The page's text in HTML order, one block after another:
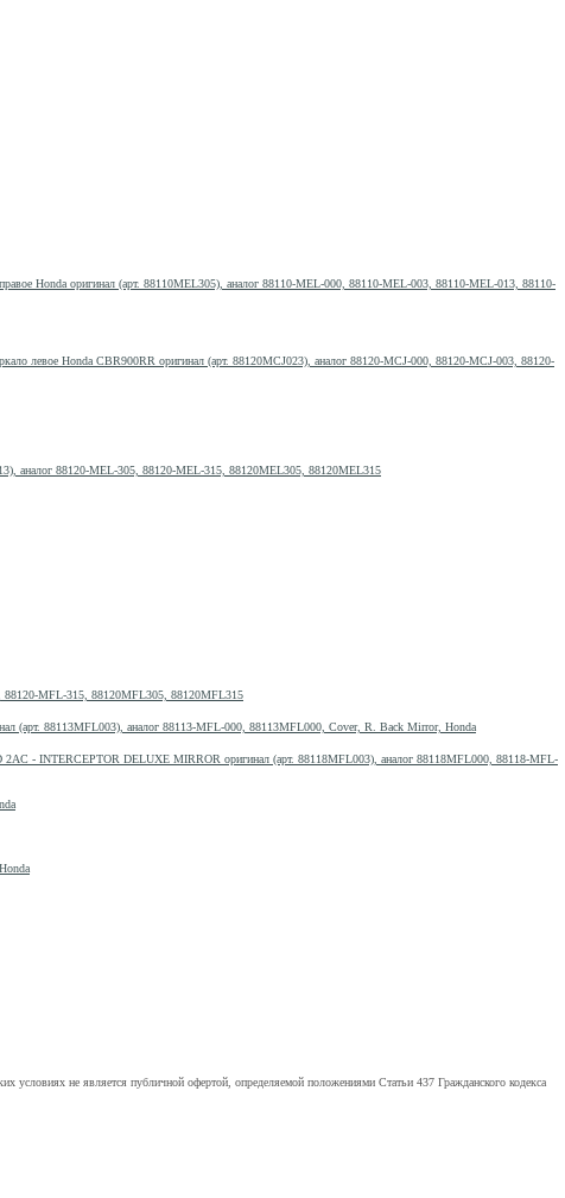
Honda оригинал (арт. 88110MEL305), аналог 88110-MEL-000, 88110-MEL-003, 88110-MEL-013, 88110-
левое Honda CBR900RR оригинал (арт. 88120MCJ023), аналог 88120-MCJ-000, 88120-MCJ-003, 88120-
аналог 88120-MEL-305, 88120-MEL-315, 88120MEL305, 88120MEL315
88120-MFL-315, 88120MFL305, 88120MFL315
(арт. 88113MFL003), аналог 88113-MFL-000, 88113MFL000, Cover, R. Back Mirror, Honda
2AC - INTERCEPTOR DELUXE MIRROR оригинал (арт. 88118MFL003), аналог 88118MFL000, 88118-MFL-
не является публичной офертой, определяемой положениями Статьи 437 Гражданского кодекса